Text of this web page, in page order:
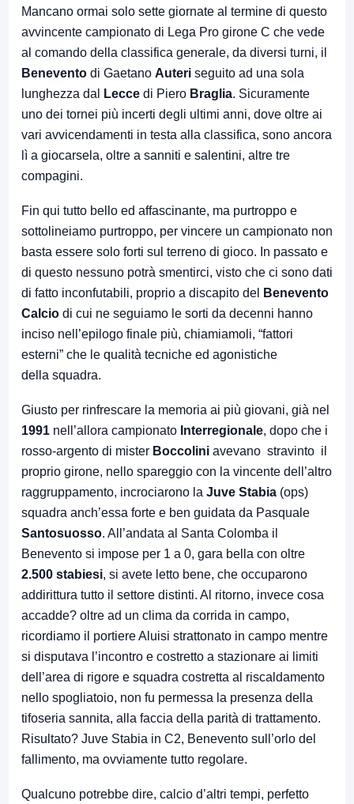
Mancano ormai solo sette giornate al termine di questo
avvincente campionato di Lega Pro girone C che vede
al comando della classifica generale, da diversi turni, il
Benevento di Gaetano Auteri seguito ad una sola
lunghezza dal
Lecce di Piero Braglia. Sicuramente
uno dei tornei più incerti degli ultimi anni, dove oltre ai
vari avvicendamenti in testa alla classifica, sono ancora
lì a giocarsela, oltre a sanniti e salentini, altre tre
compagini.
Fin qui tutto bello ed affascinante, ma purtroppo e
sottolineiamo purtroppo, per vincere un campionato non
basta essere solo forti sul terreno di gioco. In passato e
di questo nessuno potrà smentirci, visto che ci sono dati
di fatto inconfutabili, proprio a discapito del
Benevento
Calcio di cui ne seguiamo le sorti da decenni hanno
inciso nell’epilogo finale più, chiamiamoli, “fattori
esterni” che le qualità tecniche ed agonistiche
della squadra.
Giusto per rinfrescare la memoria ai più giovani, già nel
1991 nell’allora campionato Interregionale, dopo che i
rosso-argento di mister Boccolini avevano stravinto il
proprio girone, nello spareggio con la vincente dell’altro
raggruppamento, incrociarono la Juve Stabia (ops)
squadra anch’essa forte e ben guidata da Pasquale
Santosuosso. All’andata al Santa Colomba il
Benevento si impose per 1 a 0, gara bella con oltre
2.500 stabiesi, si avete letto bene, che occuparono
addirittura tutto il settore distinti. Al ritorno, invece cosa
accadde? oltre ad un clima da corrida in campo,
ricordiamo il portiere Aluisi strattonato in campo mentre
si disputava l’incontro e costretto a stazionare ai limiti
dell’area di rigore e squadra costretta al riscaldamento
nello spogliatoio, non fu permessa la presenza della
tifoseria sannita, alla faccia della parità di trattamento.
Risultato? Juve Stabia in C2, Benevento sull’orlo del
fallimento, ma ovviamente tutto regolare.
Qualcuno potrebbe dire, calcio d’altri tempi, perfetto